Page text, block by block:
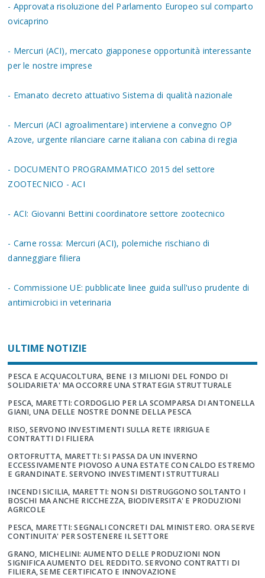
- Approvata risoluzione del Parlamento Europeo sul comparto
ovicaprino
- Mercuri (ACI), mercato giapponese opportunità interessante
per le nostre imprese
- Emanato decreto attuativo Sistema di qualità nazionale
- Mercuri (ACI agroalimentare) interviene a convegno OP
Azove, urgente rilanciare carne italiana con cabina di regia
- DOCUMENTO PROGRAMMATICO 2015 del settore
ZOOTECNICO - ACI
- ACI: Giovanni Bettini coordinatore settore zootecnico
- Carne rossa: Mercuri (ACI), polemiche rischiano di
danneggiare filiera
- Commissione UE: pubblicate linee guida sull'uso prudente di
antimicrobici in veterinaria
ULTIME NOTIZIE
PESCA E ACQUACOLTURA, BENE I 3 MILIONI DEL FONDO DI
SOLIDARIETA' MA OCCORRE UNA STRATEGIA STRUTTURALE
PESCA, MARETTI: CORDOGLIO PER LA SCOMPARSA DI ANTONELLA
GIANI, UNA DELLE NOSTRE DONNE DELLA PESCA
RISO, SERVONO INVESTIMENTI SULLA RETE IRRIGUA E
CONTRATTI DI FILIERA
ORTOFRUTTA, MARETTI: SI PASSA DA UN INVERNO
ECCESSIVAMENTE PIOVOSO A UNA ESTATE CON CALDO ESTREMO
E GRANDINATE. SERVONO INVESTIMENTI STRUTTURALI
INCENDI SICILIA, MARETTI: NON SI DISTRUGGONO SOLTANTO I
BOSCHI MA ANCHE RICCHEZZA, BIODIVERSITA' E PRODUZIONI
AGRICOLE
PESCA, MARETTI: SEGNALI CONCRETI DAL MINISTERO. ORA SERVE
CONTINUITA' PER SOSTENERE IL SETTORE
GRANO, MICHELINI: AUMENTO DELLE PRODUZIONI NON
SIGNIFICA AUMENTO DEL REDDITO. SERVONO CONTRATTI DI
FILIERA, SEME CERTIFICATO E INNOVAZIONE